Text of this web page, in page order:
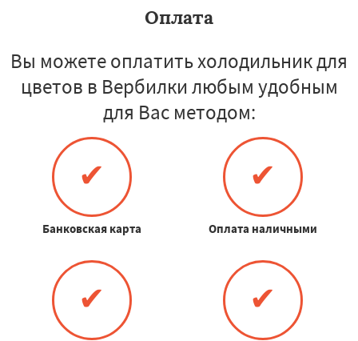
Оплата
Вы можете оплатить холодильник для
цветов в Вербилки любым удобным
для Вас методом:
✔
Банковская карта
✔
Оплата наличными
✔ ✔